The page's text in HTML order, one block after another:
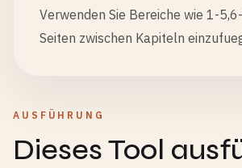
Verwenden Sie Bereiche wie 1-
Seiten zwischen Kapiteln
AUSFÜHRUNG
Dieses Tool